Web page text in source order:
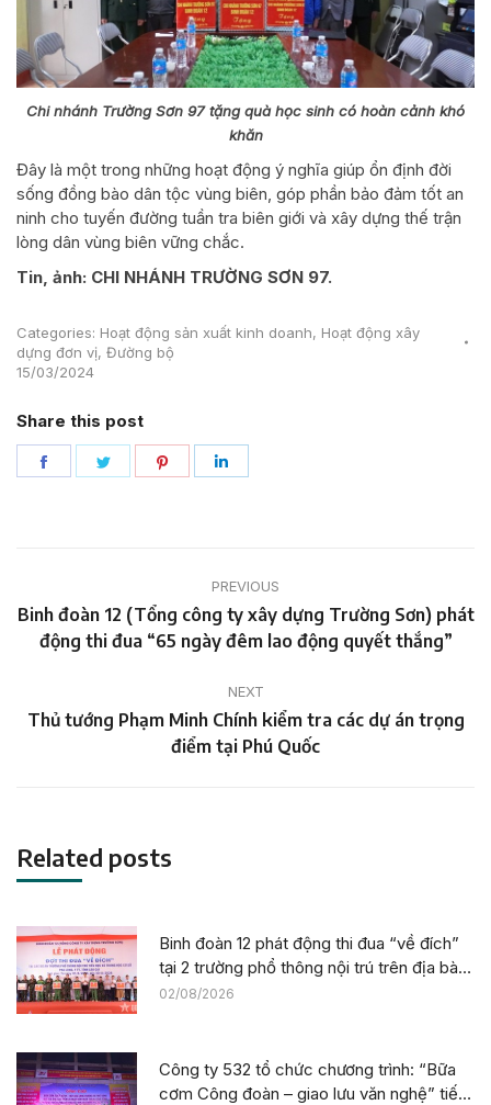
Chi nhánh Trường Sơn 97 tặng quà học sinh có hoàn cảnh khó
khăn
Đây là một trong những hoạt động ý nghĩa giúp ổn định đời
sống đồng bào dân tộc vùng biên, góp phần bảo đảm tốt an
ninh cho tuyến đường tuần tra biên giới và xây dựng thế trận
lòng dân vùng biên vững chắc.
Tin, ảnh: CHI NHÁNH TRƯỜNG SƠN 97.
Categories: Hoạt động sản xuất kinh doanh, Hoạt động xây
dựng đơn vị, Đường bộ
15/03/2024
Share this post
Share
Share
Share
navigation
PREVIOUS
Previous
post:
Binh đoàn 12 (Tổng công ty xây dựng Trường Sơn) phát
động thi đua “65 ngày đêm lao động quyết thắng”
NEXT
Next
post:
Thủ tướng Phạm Minh Chính kiểm tra các dự án trọng
điểm tại Phú Quốc
Related posts
Binh đoàn 12 phát động thi đua “về đích”
tại 2 trường phổ thông nội trú trên địa bàn
tỉnh Lào Cai
02/08/2026
Công ty 532 tổ chức chương trình: “Bữa
cơm Công đoàn – giao lưu văn nghệ” tiếp